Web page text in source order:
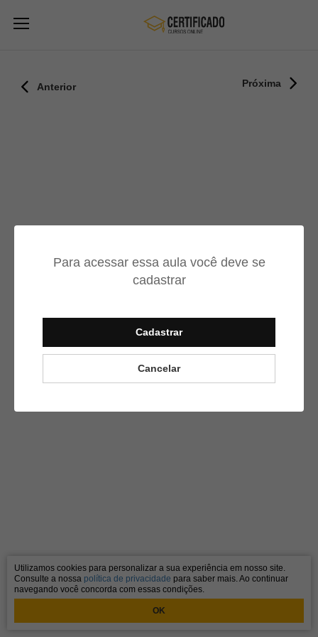
Para acessar essa aula você deve se
cadastrar
Cadastrar
Cancelar
Anterior Próxima
Utilizamos cookies para personalizar a sua experiência em nosso site.
Consulte a nossa política de privacidade para saber mais. Ao continuar
navegando você concorda com essas condições.
OK